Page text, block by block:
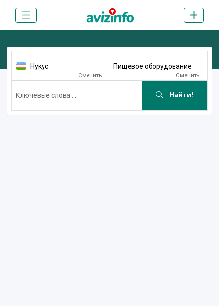
Нукус
Сменить
Пищевое оборудование
Сменить
Найти!